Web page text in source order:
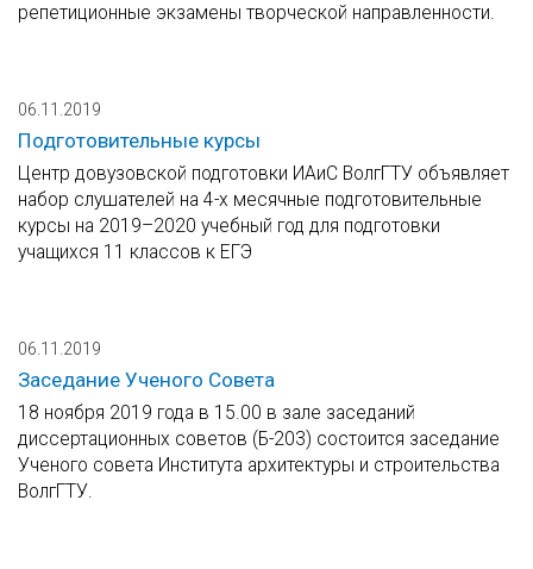
репетиционные экзамены творческой направленности.
06.11.2019
Подготовительные курсы
Центр довузовской подготовки ИАиС ВолгГТУ объявляет
набор слушателей на 4-х месячные подготовительные
курсы на 2019–2020 учебный год для подготовки
учащихся 11 классов к ЕГЭ
06.11.2019
Заседание Ученого Совета
18 ноября 2019 года в 15.00 в зале заседаний
диссертационных советов (Б-203) состоится заседание
Ученого совета Института архитектуры и строительства
ВолгГТУ.